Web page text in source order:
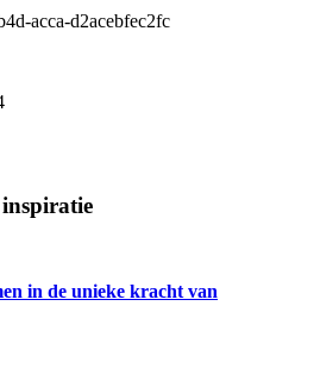
in de unieke kracht van